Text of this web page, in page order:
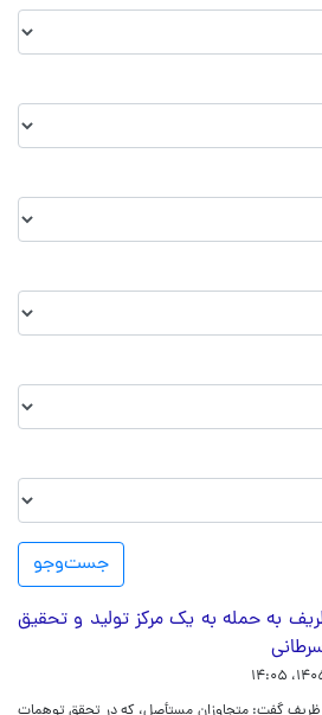
جست‌و‌جو
به حمله به یک مرکز تولید و تحقیق